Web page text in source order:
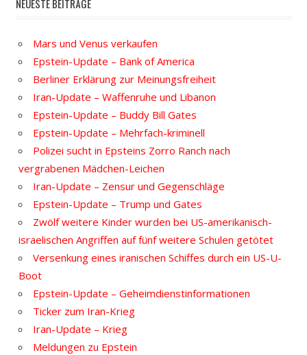
NEUESTE BEITRÄGE
Mars und Venus verkaufen
Epstein-Update – Bank of America
Berliner Erklärung zur Meinungsfreiheit
Iran-Update – Waffenruhe und Libanon
Epstein-Update – Buddy Bill Gates
Epstein-Update – Mehrfach-kriminell
Polizei sucht in Epsteins Zorro Ranch nach
vergrabenen Mädchen-Leichen
Iran-Update – Zensur und Gegenschläge
Epstein-Update – Trump und Gates
Zwölf weitere Kinder wurden bei US-amerikanisch-
israelischen Angriffen auf fünf weitere Schulen getötet
Versenkung eines iranischen Schiffes durch ein US-U-
Boot
Epstein-Update – Geheimdienstinformationen
Ticker zum Iran-Krieg
Iran-Update – Krieg
Meldungen zu Epstein